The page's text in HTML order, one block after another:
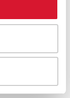
directo
apoio